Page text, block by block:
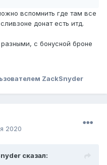
вспомнить где там все
донат есть итд.
с бонусной броне
ZackSnyder
2020
сказал: